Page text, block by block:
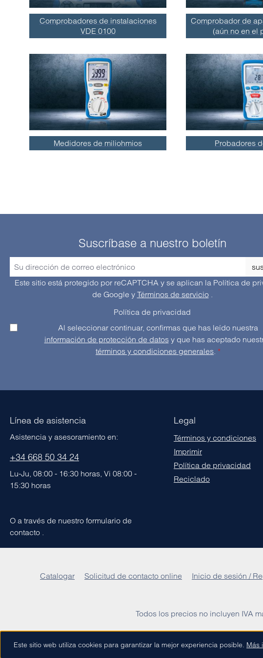
Comprobadores de instalaciones
VDE 0100
Comprobador de
(aún no en el
Medidores de miliohmios Probadores
Suscríbase a nuestro boletín
Este sitio está protegido por reCAPTCHA y se aplican la Política de
de Google y Términos de servicio.
Política de privacidad
información de protección de datos
términos y condiciones generales. *
Línea de asistencia
Asistencia y asesoramiento en:
+34 668 50 34 24
Lu-Ju, 08:00 - 16:30 horas, Vi 08:00 -
15:30 horas
O a través de nuestro formulario de
contacto .
Legal
Términos y condiciones
Imprimir
Política de privacidad
Reciclado
Catalogar Solicitud de contacto online Inicio de sesión /
Todos los precios no incluyen IVA
Este sitio web utiliza cookies para garantizar la mejor experiencia posible. Más